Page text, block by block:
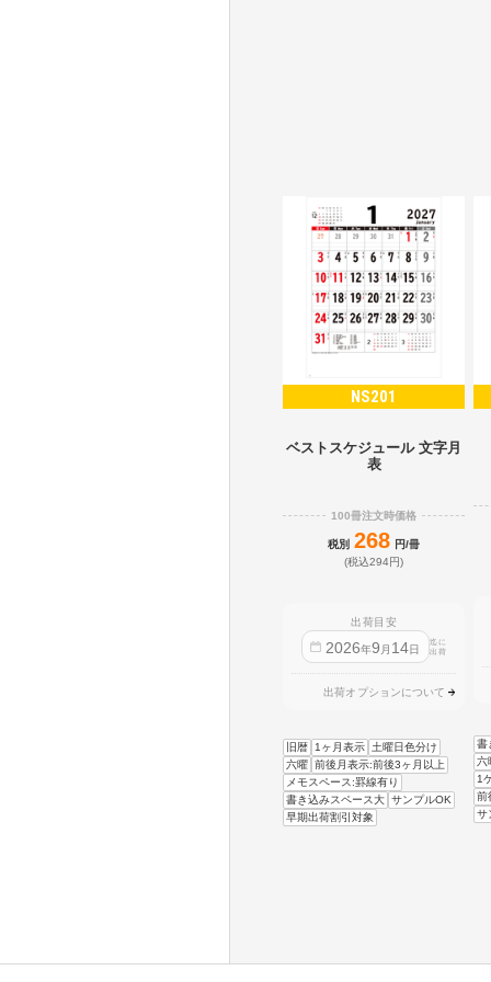
NS201
ベストスケジュール 文字月
表
100冊注文時価格
税別 268 円/冊
(税込294円)
出荷目安
2026年9 月 14日
迄に
出荷
出荷オプションについて
旧暦 1ヶ月表示
土曜日色分け
六曜 前後月表示:前後3ヶ月以上
メモスペース:罫線有り
書き込みスペース大 サンプルOK
早期出荷割引対象
書
六
1
前
サ